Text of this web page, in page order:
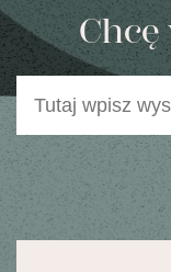
Chcę